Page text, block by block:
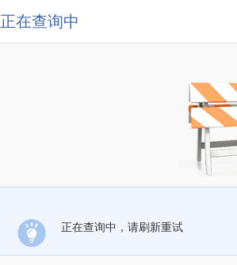
正在查询中
正在查询中，请刷新重试